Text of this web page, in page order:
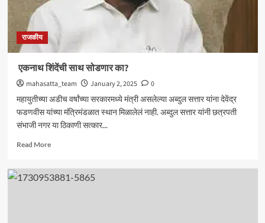
राजकीय
एकनाथ शिंदेंची साथ सोडणार का?
mahasatta_team January 2, 2025
0
महायुतीच्या अडीच वर्षांच्या सरकारमध्ये मंत्री असलेल्या अब्दुल सत्तार यांना देवेंद्र
फडणवीस यांच्या मंत्रिमंडळात स्थान मिळालेलं नाही. अब्दुल सत्तार यांनी छत्रपती
संभाजी नगर या ठिकाणी सत्कार...
Read MoreRead
एकनाथ